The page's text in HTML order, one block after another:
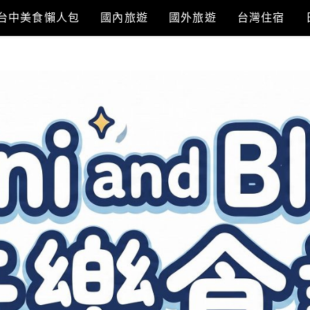
中美食懶人包 國內旅遊 國外旅遊 台灣住宿